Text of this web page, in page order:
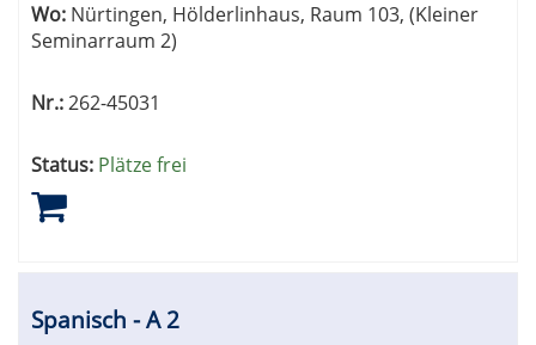
Wo: Nürtingen, Hölderlinhaus, Raum 103, (Kleiner
Seminarraum 2)
Nr.:262-45031
Status: Plätze frei
Spanisch - A 2